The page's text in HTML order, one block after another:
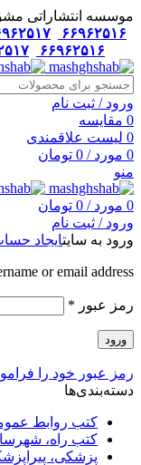
موسسه انتشاراتی
۶۶۹۶۲۵۱۶
۶۶۹۶۲۵۱۶
ورود / ثبت نام
0 مقایسه
0 لیست علاقمندی
0 مورد /
0 تومان
منو
0 مورد /
0 تومان
ورود / ثبت نام
ورود به سایتایجاد
or email address
رمز عبور *
ورود
رمز عبور خود را
دسته‌بندی‌ها
کتب روابط
کتب راه،
پزشکی،